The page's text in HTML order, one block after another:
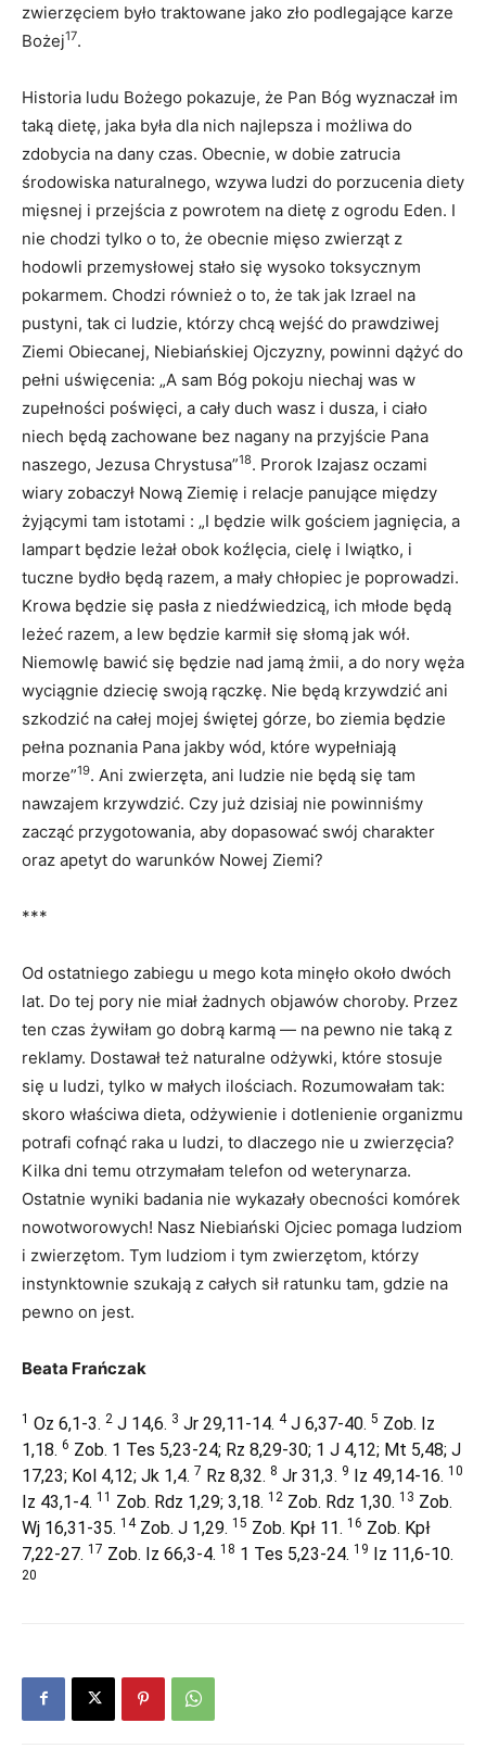
zwierzęciem było traktowane jako zło podlegające karze
Bożej17.
Historia ludu Bożego pokazuje, że Pan Bóg wyznaczał im
taką dietę, jaka była dla nich najlepsza i możliwa do
zdobycia na dany czas. Obecnie, w dobie zatrucia
środowiska naturalnego, wzywa ludzi do porzucenia diety
mięsnej i przejścia z powrotem na dietę z ogrodu Eden. I
nie chodzi tylko o to, że obecnie mięso zwierząt z
hodowli przemysłowej stało się wysoko toksycznym
pokarmem. Chodzi również o to, że tak jak Izrael na
pustyni, tak ci ludzie, którzy chcą wejść do prawdziwej
Ziemi Obiecanej, Niebiańskiej Ojczyzny, powinni dążyć do
pełni uświęcenia: „A sam Bóg pokoju niechaj was w
zupełności poświęci, a cały duch wasz i dusza, i ciało
niech będą zachowane bez nagany na przyjście Pana
naszego, Jezusa Chrystusa”18. Prorok Izajasz oczami
wiary zobaczył Nową Ziemię i relacje panujące między
żyjącymi tam istotami : „I będzie wilk gościem jagnięcia, a
lampart będzie leżał obok koźlęcia, cielę i lwiątko, i
tuczne bydło będą razem, a mały chłopiec je poprowadzi.
Krowa będzie się pasła z niedźwiedzicą, ich młode będą
leżeć razem, a lew będzie karmił się słomą jak wół.
Niemowlę bawić się będzie nad jamą żmii, a do nory węża
wyciągnie dziecię swoją rączkę. Nie będą krzywdzić ani
szkodzić na całej mojej świętej górze, bo ziemia będzie
pełna poznania Pana jakby wód, które wypełniają
morze”19. Ani zwierzęta, ani ludzie nie będą się tam
nawzajem krzywdzić. Czy już dzisiaj nie powinniśmy
zacząć przygotowania, aby dopasować swój charakter
oraz apetyt do warunków Nowej Ziemi?
***
Od ostatniego zabiegu u mego kota minęło około dwóch
lat. Do tej pory nie miał żadnych objawów choroby. Przez
ten czas żywiłam go dobrą karmą — na pewno nie taką z
reklamy. Dostawał też naturalne odżywki, które stosuje
się u ludzi, tylko w małych ilościach. Rozumowałam tak:
skoro właściwa dieta, odżywienie i dotlenienie organizmu
potrafi cofnąć raka u ludzi, to dlaczego nie u zwierzęcia?
Kilka dni temu otrzymałam telefon od weterynarza.
Ostatnie wyniki badania nie wykazały obecności komórek
nowotworowych! Nasz Niebiański Ojciec pomaga ludziom
i zwierzętom. Tym ludziom i tym zwierzętom, którzy
instynktownie szukają z całych sił ratunku tam, gdzie na
pewno on jest.
Beata Frańczak
1 Oz 6,1-3. 2 J 14,6. 3 Jr 29,11-14. 4J 6,37-40. 5 Zob. Iz
1,18. 6 Zob. 1 Tes 5,23-24; Rz 8,29-30; 1 J 4,12; Mt 5,48; J
17,23; Kol 4,12; Jk 1,4. 7 Rz 8,32. 8 Jr 31,3. 9 Iz 49,14-16. 10
Iz 43,1-4. 11 Zob. Rdz 1,29; 3,18. 12 Zob. Rdz 1,30. 13 Zob.
Wj 16,31-35. 14Zob. J 1,29. 15 Zob. Kpł 11. 16 Zob. Kpł
7,22-27. 17 Zob. Iz 66,3-4. 18 1 Tes 5,23-24. 19 Iz 11,6-10.
20